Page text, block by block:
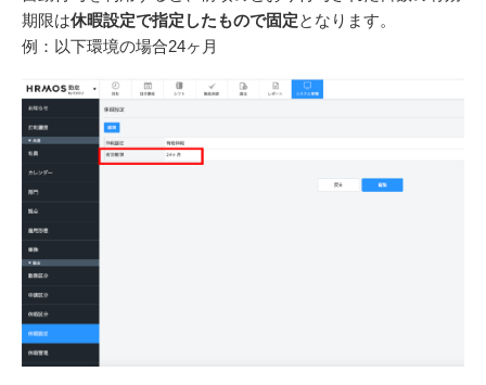
期限は休暇設定で指定したもので固定となります。
例：以下環境の場合24ヶ月